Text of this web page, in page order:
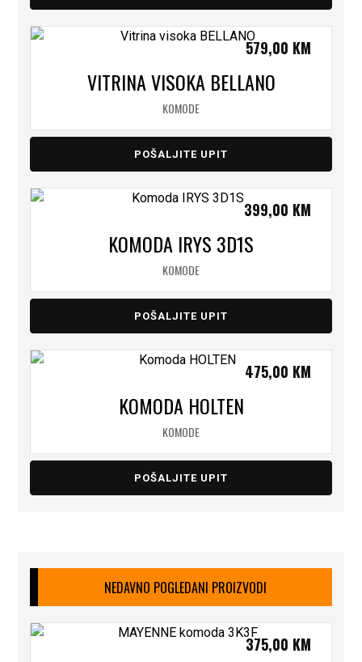
VITRINA VISOKA BELLANO
KOMODE
579,00 KM
POŠALJITE UPIT
KOMODA IRYS 3D1S
KOMODE
399,00 KM
POŠALJITE UPIT
KOMODA HOLTEN
KOMODE
475,00 KM
POŠALJITE UPIT
NEDAVNO POGLEDANI PROIZVODI
375,00 KM